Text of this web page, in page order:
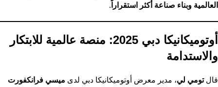
العالمية وبناء صناعة أكثر استقراراً .
أوتوميكانيكا دبي 2025: منصة عالمية للابتكار
والاستدامة
قالتومي لي، مدير معرض أوتوميكانيكا دبي لدى ميسي فرانكفورت